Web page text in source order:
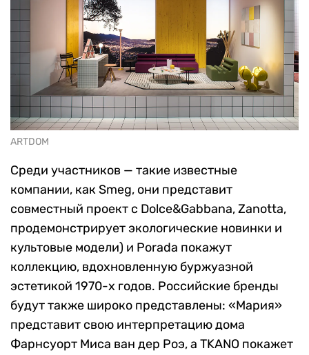
ARTDOM
Среди участников — такие известные
компании, как Smeg, они представит
совместный проект с Dolce&Gabbana, Zanotta,
продемонстрирует экологические новинки и
культовые модели) и Porada покажут
коллекцию, вдохновленную буржуазной
эстетикой 1970-х годов. Российские бренды
будут также широко представлены: «Мария»
представит свою интерпретацию дома
Фарнсуорт Миса ван дер Роэ, а TKANO покажет